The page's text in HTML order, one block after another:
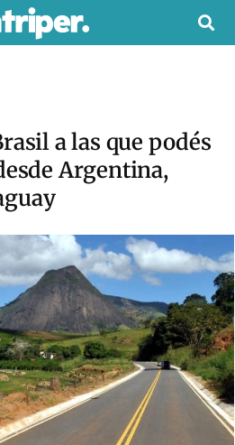
a las que podés
Argentina,